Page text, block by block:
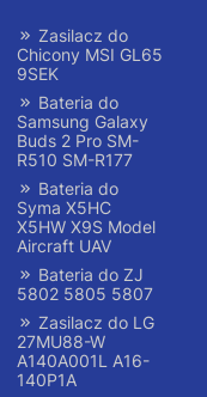
Zasilacz do
Chicony MSI GL65
9SEK
Bateria do
Samsung Galaxy
Buds 2 Pro SM-
R510 SM-R177
Bateria do
Syma X5HC
X5HW X9S Model
Aircraft UAV
Bateria do ZJ
5802 5805 5807
Zasilacz do LG
27MU88-W
A140A001L A16-
140P1A